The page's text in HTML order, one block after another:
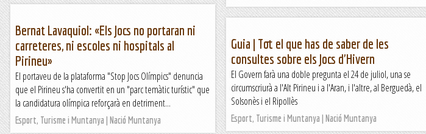
Bernat Lavaquiol: «Els Jocs no portaran ni
carreteres, ni escoles ni hospitals al
Pirineu»
El portaveu de la plataforma "Stop Jocs Olímpics" denuncia
que el Pirineu s'ha convertit en un "parc temàtic turístic" que
la candidatura olímpica reforçarà en detriment...
Esport, Turisme i Muntanya | Nació Muntanya
Guia | Tot el que has de saber de les
consultes sobre els Jocs d'Hivern
El Govern farà una doble pregunta el 24 de juliol, una se
circumscriurà a l'Alt Pirineu i a l'Aran, i l'altre, al Berguedà, el
Solsonès i el Ripollès
Esport, Turisme i Muntanya | Nació Muntanya